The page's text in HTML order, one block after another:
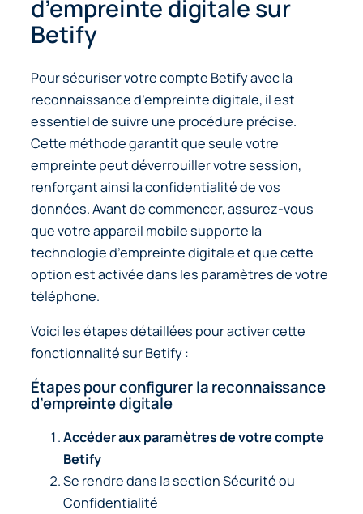
d’empreinte digitale sur
Betify
Pour sécuriser votre compte Betify avec la
reconnaissance d’empreinte digitale, il est
essentiel de suivre une procédure précise.
Cette méthode garantit que seule votre
empreinte peut déverrouiller votre session,
renforçant ainsi la confidentialité de vos
données. Avant de commencer, assurez-vous
que votre appareil mobile supporte la
technologie d’empreinte digitale et que cette
option est activée dans les paramètres de votre
téléphone.
Voici les étapes détaillées pour activer cette
fonctionnalité sur Betify :
Étapes pour configurer la reconnaissance
d’empreinte digitale
Accéder aux paramètres de votre compte
Betify
Se rendre dans la sectionSécuritéou
Confidentialité